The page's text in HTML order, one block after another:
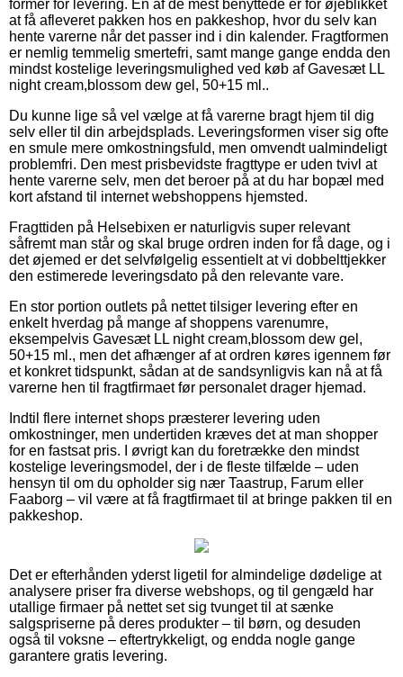
former for levering. En af de mest benyttede er for øjeblikket
at få afleveret pakken hos en pakkeshop, hvor du selv kan
hente varerne når det passer ind i din kalender. Fragtformen
er nemlig temmelig smertefri, samt mange gange endda den
mindst kostelige leveringsmulighed ved køb af Gavesæt LL
night cream,blossom dew gel, 50+15 ml..
Du kunne lige så vel vælge at få varerne bragt hjem til dig
selv eller til din arbejdsplads. Leveringsformen viser sig ofte
en smule mere omkostningsfuld, men omvendt ualmindeligt
problemfri. Den mest prisbevidste fragttype er uden tvivl at
hente varerne selv, men det beroer på at du har bopæl med
kort afstand til internet webshoppens hjemsted.
Fragttiden på Helsebixen er naturligvis super relevant
såfremt man står og skal bruge ordren inden for få dage, og i
det øjemed er det selvfølgelig essentielt at vi dobbelttjekker
den estimerede leveringsdato på den relevante vare.
En stor portion outlets på nettet tilsiger levering efter en
enkelt hverdag på mange af shoppens varenumre,
eksempelvis Gavesæt LL night cream,blossom dew gel,
50+15 ml., men det afhænger af at ordren køres igennem før
et konkret tidspunkt, sådan at de sandsynligvis kan nå at få
varerne hen til fragtfirmaet før personalet drager hjemad.
Indtil flere internet shops præsterer levering uden
omkostninger, men undertiden kræves det at man shopper
for en fastsat pris. I øvrigt kan du foretrække den mindst
kostelige leveringsmodel, der i de fleste tilfælde – uden
hensyn til om du opholder sig nær Taastrup, Farum eller
Faaborg – vil være at få fragtfirmaet til at bringe pakken til en
pakkeshop.
Det er efterhånden yderst ligetil for almindelige dødelige at
analysere priser fra diverse webshops, og til gengæld har
utallige firmaer på nettet set sig tvunget til at sænke
salgspriserne på deres produkter – til børn, og desuden
også til voksne – eftertrykkeligt, og endda nogle gange
garantere gratis levering.